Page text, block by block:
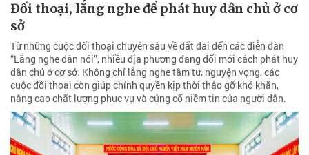
Đối thoại, lắng nghe để phát huy dân chủ ở cơ
sở
Từ những cuộc đối thoại chuyên sâu về đất đai đến các diễn đàn
“Lắng nghe dân nói”, nhiều địa phương đang đổi mới cách phát huy
dân chủ ở cơ sở. Không chỉ lắng nghe tâm tư, nguyện vọng, các
cuộc đối thoại còn giúp chính quyền kịp thời tháo gỡ khó khăn,
nâng cao chất lượng phục vụ và củng cố niềm tin của người dân.